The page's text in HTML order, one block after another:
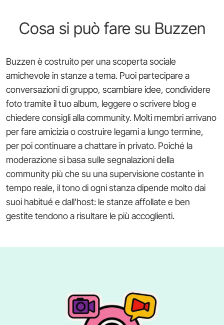
Cosa si può fare su Buzzen
Buzzen è costruito per una scoperta sociale
amichevole in stanze a tema. Puoi partecipare a
conversazioni di gruppo, scambiare idee, condividere
foto tramite il tuo album, leggere o scrivere blog e
chiedere consigli alla community. Molti membri arrivano
per fare amicizia o costruire legami a lungo termine,
per poi continuare a chattare in privato. Poiché la
moderazione si basa sulle segnalazioni della
community più che su una supervisione costante in
tempo reale, il tono di ogni stanza dipende molto dai
suoi habitué e dall'host: le stanze affollate e ben
gestite tendono a risultare le più accoglienti.